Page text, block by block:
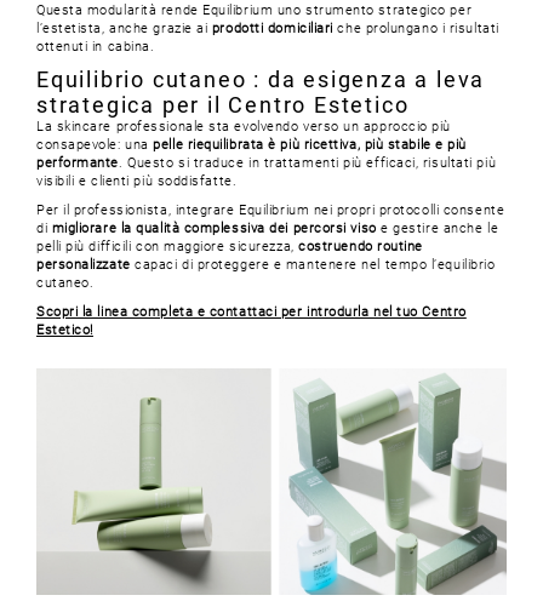
Questa modularità rende Equilibrium uno strumento strategico per
l’estetista, anche grazie ai prodotti domiciliariche prolungano i risultati
ottenuti in cabina.
Equilibrio cutaneo : da esigenza a leva
strategica per il Centro Estetico
La skincare professionale sta evolvendo verso un approccio più
consapevole: unapelle riequilibrata è più ricettiva, più stabile e più
performante. Questo si traduce in trattamenti più efficaci, risultati più
visibili e clienti più soddisfatte.
Per il professionista, integrare Equilibrium nei propri protocolli consente
di migliorare la qualità complessiva dei percorsi viso e gestire anche le
pelli più difficili con maggiore sicurezza,costruendo routine
personalizzate capaci di proteggere e mantenere nel tempo l’equilibrio
cutaneo.
Scopri la linea completa e contattaci per introdurla nel tuo Centro
Estetico!